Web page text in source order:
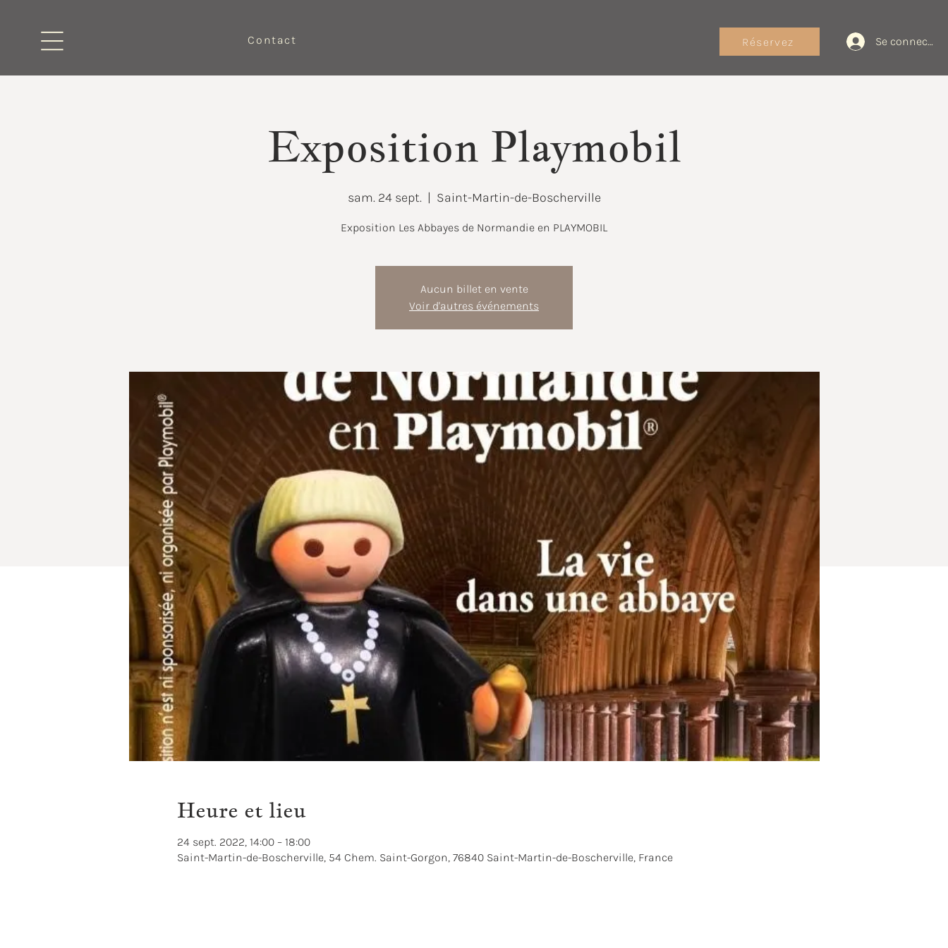
Contact Réservez Se connecter
Exposition Playmobil
sam. 24 sept.
  |
Saint-Martin-de-Boscherville
Aucun billet en vente
Voir d'autres événements
Heure et lieu
24 sept. 2022, 14:00 – 18:00
Saint-Martin-de-Boscherville, 54 Chem. Saint-Gorgon, 76840 Saint-Martin-de-Boscherville, France